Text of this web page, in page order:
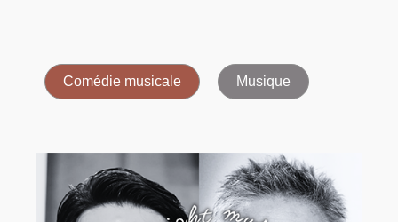
Comédie musicale Musique